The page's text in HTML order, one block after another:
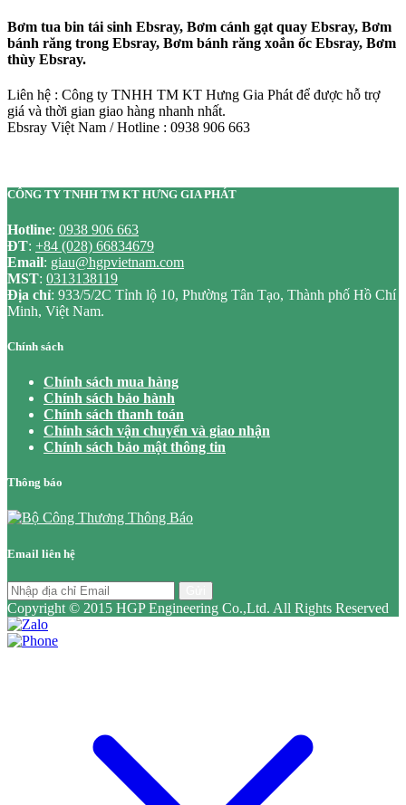
Bơm tua bin tái sinh Ebsray, Bơm cánh gạt quay Ebsray, Bơm
bánh răng trong Ebsray, Bơm bánh răng xoắn ốc Ebsray, Bơm
thùy Ebsray.
Liên hệ : Công ty TNHH TM KT Hưng Gia Phát để được hỗ trợ
giá và thời gian giao hàng nhanh nhất.
Ebsray Việt Nam / Hotline : 0938 906 663
CÔNG TY TNHH TM KT HƯNG GIA PHÁT
Hotline: 0938 906 663
ĐT: +84 (028) 66834679
Email: giau@hgpvietnam.com
MST: 0313138119
Địa chỉ: 933/5/2C Tỉnh lộ 10, Phường Tân Tạo, Thành phố Hồ Chí
Minh, Việt Nam.
Chính sách
Chính sách mua hàng
Chính sách bảo hành
Chính sách thanh toán
Chính sách vận chuyển và giao nhận
Chính sách bảo mật thông tin
Thông báo
Email liên hệ
Copyright © 2015 HGP Engineering Co.,Ltd. All Rights Reserved